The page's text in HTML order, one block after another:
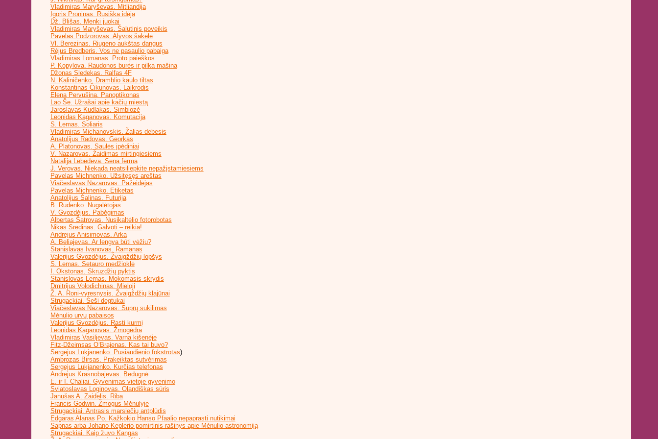
Vladimiras Maryševas. Mitliandija
Igoris Proninas. Rusiška idėja
Dž. Blišas. Menki juokai
Vladimiras Maryševas. Šalutinis poveikis
Pavelas Podzorovas. Alyvos šakelė
Vl. Berezinas. Riugeno aukštas dangus
Rėjus Bredberis. Vos ne pasaulio pabaiga
Vladimiras Lomanas. Proto paieškos
P. Kopylova. Raudonos burės ir pilka mašina
Džonas Sledekas. Ralfas 4F
N. Kaliničenko. Dramblio kaulo tiltas
Konstantinas Čikunovas. Laikrodis
Elena Pervušina. Panoptikonas
Lao Še. Užrašai apie kačių miestą
Jaroslavas Kudlakas. Simbiozė
Leonidas Kaganovas. Komutacija
S. Lemas. Soliaris
Vladimiras Michanovskis. Žalias debesis
Anatolijus Radovas. Georkas
A. Platonovas. Saulės įpėdiniai
V. Nazarovas. Žaidimas mirtingiesiems
Natalija Lebedeva. Sena ferma
J. Verovas. Niekada neatsiliepkite nepažįstamiesiems
Pavelas Michnenko. Užsitęsęs areštas
Viačeslavas Nazarovas. Pažeidėjas
Pavelas Michnenko. Etiketas
Anatolijus Šalinas. Futurija
B. Rudenko. Nugalėtojas
V. Gvozdėjus. Pabėgimas
Albertas Šatrovas. Nusikaltėlio fotorobotas
Nikas Sredinas. Galvoti – reikia!
Andrejus Anisimovas. Arka
A. Beliajevas. Ar lengva būti vėžiu?
Stanislavas Ivanovas. Ramanas
Valerijus Gvozdėjus. Žvaigždžių lopšys
S. Lemas. Setauro medžioklė
I. Okstonas. Skruzdžių pyktis
Stanislovas Lemas. Mokomasis skrydis
Dmitrijus Volodichinas. Mieloji
Ž. A. Roni-vyresnysis. Žvaigždžių klajūnai
Strugackiai. Šeši degtukai
Viačeslavas Nazarovas. Suprų sukilimas
Mėnulio urvų pabaisos
Valerijus Gvozdėjus. Rasti kurmį
Leonidas Kaganovas. Žmogėdra
Vladimiras Vasiljevas. Varna kišenėje
Fitz-Džeimsas O‘Brajenas. Kas tai buvo?
Sergejus Lukjanenko. Pusiaudienio fokstrotas)
Ambrozas Birsas. Prakeiktas sutvėrimas
Sergejus Lukjanenko. Kurčias telefonas
Andrejus Krasnobajevas. Bedugnė
E. ir I. Chaliai. Gyvenimas vietoje gyvenimo
Sviatoslavas Loginovas. Olandiškas sūris
Janušas A. Zaidelis. Riba
Francis Godwin. Žmogus Mėnulyje
Strugackiai. Antrasis marsiečių antplūdis
Edgaras Alanas Po. Kažkokio Hanso Pfaalio nepaprasti nutikimai
Sapnas arba Johano Keplerio pomirtinis rašinys apie Mėnulio astronomiją
Strugackiai. Kaip žuvo Kangas